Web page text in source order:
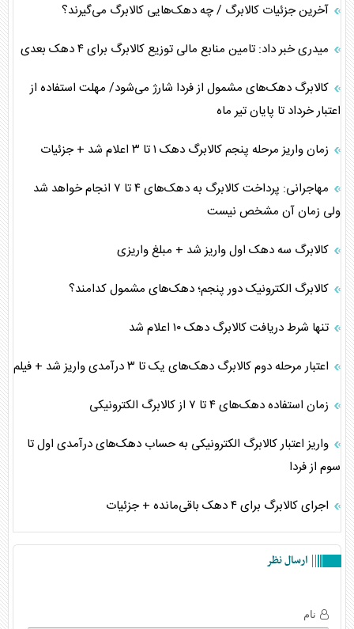
آخرین جزئیات کالابرگ / چه دهک‌هایی کالابرگ می‌گیرند؟
میدری خبر داد: تامین منابع مالی توزیع کالابرگ برای ۴ دهک بعدی
کالابرگ دهک‌های مشمول از فردا شارژ می‌شود/ مهلت استفاده از
اعتبار خرداد تا پایان تیر ماه
زمان واریز مرحله پنجم کالابرگ دهک ۱ تا ۳ اعلام شد + جزئیات
مهاجرانی: پرداخت کالابرگ به دهک‌های ۴ تا ۷ انجام خواهد شد
ولی زمان آن مشخص نیست
کالابرگ سه دهک اول واریز شد + مبلغ واریزی
کالابرگ الکترونیک دور پنجم؛ دهک‌های مشمول کدامند؟
تنها شرط دریافت کالابرگ دهک ۱۰ اعلام شد
اعتبار مرحله دوم کالابرگ دهک‌های یک تا ۳ درآمدی واریز شد + فیلم
زمان استفاده دهک‌های ۴ تا ۷ از کالابرگ الکترونیکی
واریز اعتبار کالابرگ الکترونیکی به حساب دهک‌های درآمدی اول تا
سوم از فردا
اجرای کالابرگ برای ۴ دهک باقی‌مانده + جزئیات
ارسال نظر
نام